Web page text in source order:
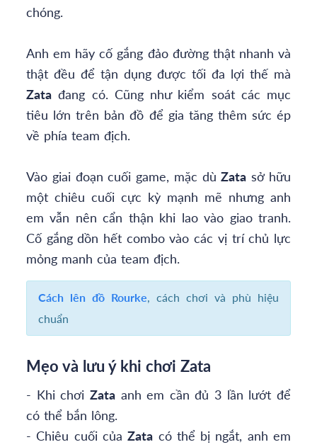
chóng.
Anh em hãy cố gắng đảo đường thật nhanh và
thật đều để tận dụng được tối đa lợi thế mà
Zata đang có. Cũng như kiểm soát các mục
tiêu lớn trên bản đồ để gia tăng thêm sức ép
về phía team địch.
Vào giai đoạn cuối game, mặc dùZata sở hữu
một chiêu cuối cực kỳ mạnh mẽ nhưng anh
em vẫn nên cẩn thận khi lao vào giao tranh.
Cố gắng dồn hết combo vào các vị trí chủ lực
mỏng manh của team địch.
Cách lên đồ Rourke , cách chơi và phù hiệu
chuẩn
Mẹo và lưu ý khi chơi Zata
- Khi chơi Zataanh em cần đủ 3 lần lướt để
có thể bắn lông.
- Chiêu cuối củaZata có thể bị ngắt, anh em